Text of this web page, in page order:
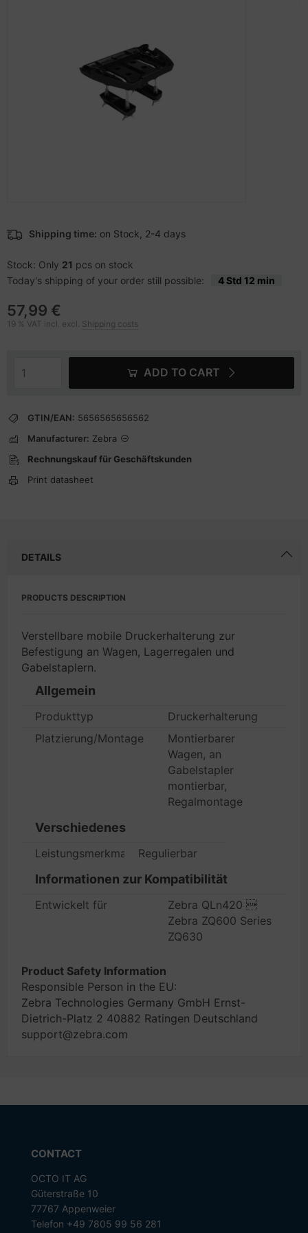
Shipping time: on Stock, 2-4 days
Stock: Only 21 pcs on stock
Today's shipping of your order still possible:
4 Std 12 min
57,99 €
19 % VAT incl. excl. Shipping costs
ADD TO CART
GTIN/EAN: 5656565656562
Manufacturer: Zebra
Rechnungskauf für Geschäftskunden
Print datasheet
DETAILS
PRODUCTS DESCRIPTION
Verstellbare mobile Druckerhalterung zur
Befestigung an Wagen, Lagerregalen und
Gabelstaplern.
Allgemein
Produkttyp
Druckerhalterung
Platzierung/Montage
Montierbarer
Wagen, an
Gabelstapler
montierbar,
Regalmontage
Verschiedenes
Leistungsmerkmale Regulierbar
Informationen zur Kompatibilität
Entwickelt für
Zebra QLn420 
Zebra ZQ600 Series
ZQ630
Product Safety Information
Responsible Person in the EU:
Zebra Technologies Germany GmbH Ernst-
Dietrich-Platz 2 40882 Ratingen Deutschland
support@zebra.com
CONTACT
OCTO IT AG
Güterstraße 10
77767 Appenweier
Telefon +49 7805 99 56 281
CD/DVD/BluRay
& Hard Drives
Mainboards
CD-/DVD-Rohlinge